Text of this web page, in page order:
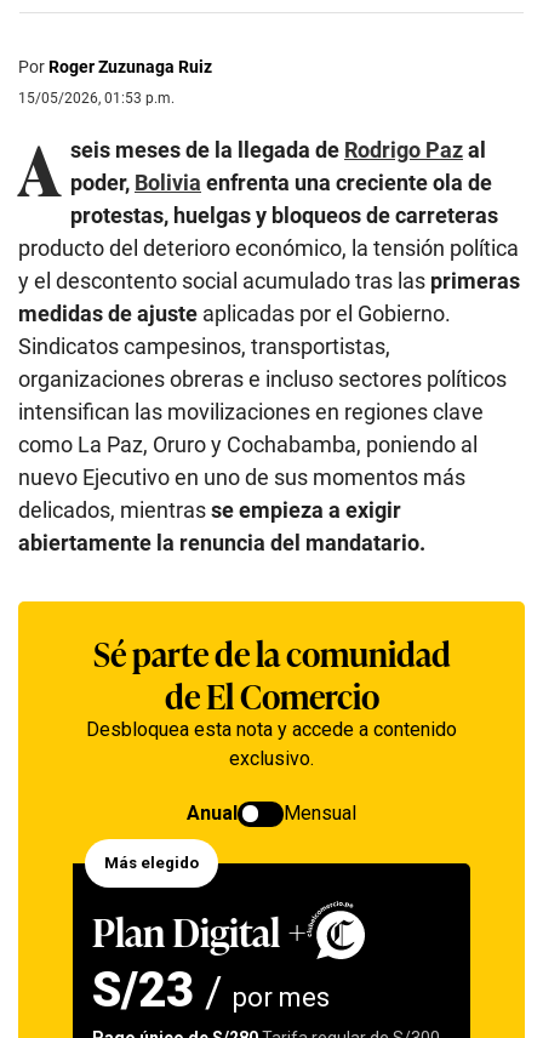
PorRoger Zuzunaga Ruiz
15/05/2026, 01:53 p.m.
A seis meses de la llegada de Rodrigo Pazal
poder, Bolivia enfrenta una creciente ola de
protestas, huelgas y bloqueos de carreteras
producto del deterioro económico, la tensión política
y el descontento social acumulado tras las primeras
medidas de ajuste aplicadas por el Gobierno.
Sindicatos campesinos, transportistas,
organizaciones obreras e incluso sectores políticos
intensifican las movilizaciones en regiones clave
como La Paz, Oruro y Cochabamba, poniendo al
nuevo Ejecutivo en uno de sus momentos más
delicados, mientrasse empieza a exigir
abiertamente la renuncia del mandatario.